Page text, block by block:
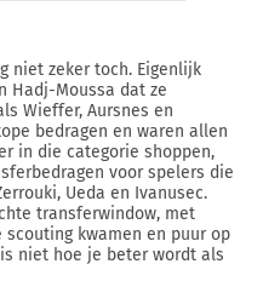
niet zeker toch. Eigenlijk
Hadj-Moussa dat ze
Wieffer, Aursnes en
bedragen en waren allen
in die categorie shoppen,
voor spelers die
Ueda en Ivanusec.
transferwindow, met
kwamen en puur op
niet hoe je beter wordt als